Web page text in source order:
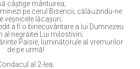
câştige mântuirea;
pe cerul Bisericii, călăuzindu-ne
veşnicele lăcaşuri;
a fi o binecuvântare a lui Dumnezeu
al negrăitei Lui milostiviri;
Paisie, luminătorule al vremurilor
de pe urmă!
al 2-lea: